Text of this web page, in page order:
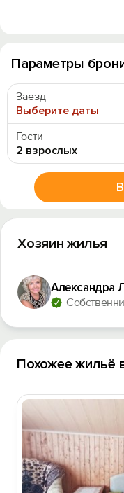
Параметры
Заезд
Выберите даты
Гости
2 взрослых
Хозяин жилья
Александра
Похожее жильё